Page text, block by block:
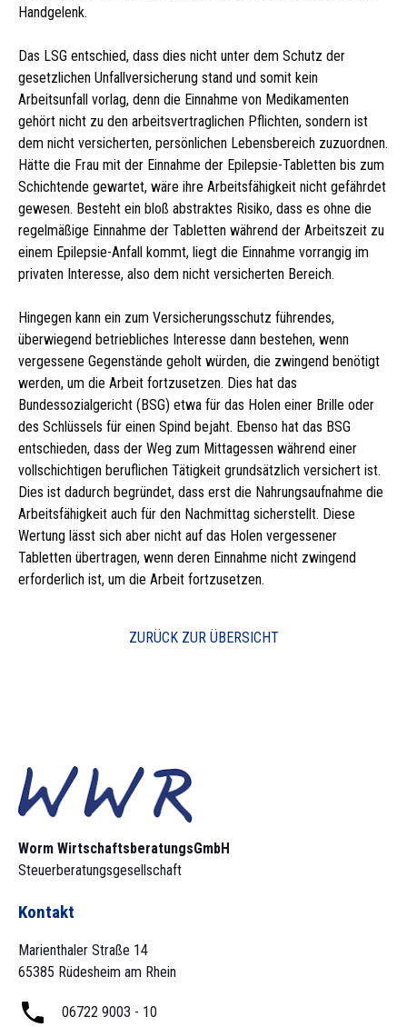
Handgelenk.
Das LSG entschied, dass dies nicht unter dem Schutz der
gesetzlichen Unfallversicherung stand und somit kein
Arbeitsunfall vorlag, denn die Einnahme von Medikamenten
gehört nicht zu den arbeitsvertraglichen Pflichten, sondern ist
dem nicht versicherten, persönlichen Lebensbereich zuzuordnen.
Hätte die Frau mit der Einnahme der Epilepsie-Tabletten bis zum
Schichtende gewartet, wäre ihre Arbeitsfähigkeit nicht gefährdet
gewesen. Besteht ein bloß abstraktes Risiko, dass es ohne die
regelmäßige Einnahme der Tabletten während der Arbeitszeit zu
einem Epilepsie-Anfall kommt, liegt die Einnahme vorrangig im
privaten Interesse, also dem nicht versicherten Bereich.
Hingegen kann ein zum Versicherungsschutz führendes,
überwiegend betriebliches Interesse dann bestehen, wenn
vergessene Gegenstände geholt würden, die zwingend benötigt
werden, um die Arbeit fortzusetzen. Dies hat das
Bundessozialgericht (BSG) etwa für das Holen einer Brille oder
des Schlüssels für einen Spind bejaht. Ebenso hat das BSG
entschieden, dass der Weg zum Mittagessen während einer
vollschichtigen beruflichen Tätigkeit grundsätzlich versichert ist.
Dies ist dadurch begründet, dass erst die Nahrungsaufnahme die
Arbeitsfähigkeit auch für den Nachmittag sicherstellt. Diese
Wertung lässt sich aber nicht auf das Holen vergessener
Tabletten übertragen, wenn deren Einnahme nicht zwingend
erforderlich ist, um die Arbeit fortzusetzen.
ZURÜCK ZUR ÜBERSICHT
Worm Wirtschaftsberatungs­GmbH
Steuerberatungsgesellschaft
Kontakt
Marienthaler Straße 14
65385 Rüdesheim am Rhein
06722 9003 - 10